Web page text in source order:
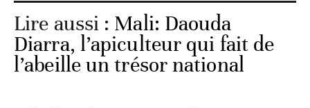
Lire aussi : Mali: Daouda
Diarra, l’apiculteur qui fait de
l’abeille un trésor national